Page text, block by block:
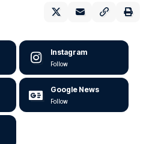
Instagram
Follow
Google News
Follow